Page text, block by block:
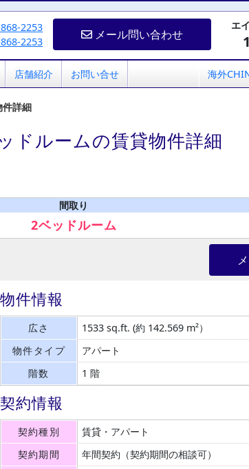
2253
2253 メール問い合わせ
エ
店舗紹介 お問い合せ 海外
件詳細
ドルームの賃貸物件詳細
間取り
2ベッドルーム
物件情報
広さ 1533 sq.ft. (約 142.569 m²）
物件タイプ
アパート
階数
1 階
契約情報
契約種別
賃貸・アパート
契約期間
年間契約（契約期間の相談可）